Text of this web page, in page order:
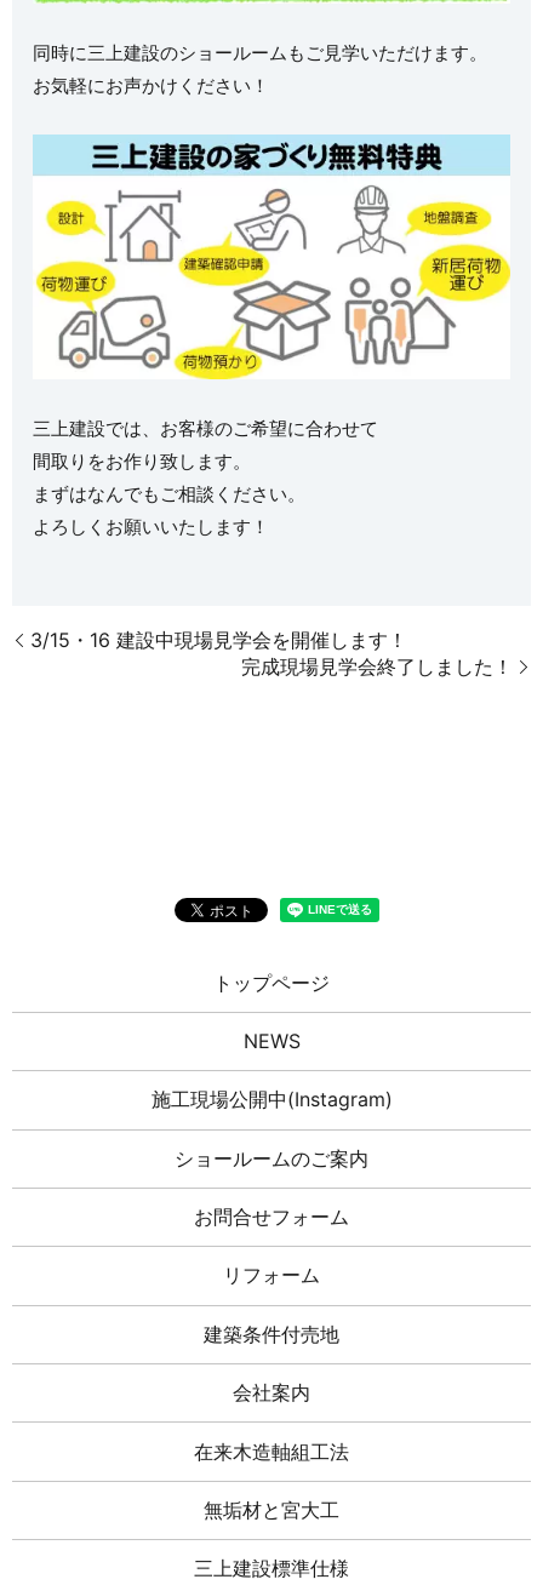
同時に三上建設のショールームもご見学いただけます。
お気軽にお声かけください！
三上建設では、お客様のご希望に合わせて
間取りをお作り致します。
まずはなんでもご相談ください。
よろしくお願いいたします！
3/15・16 建設中現場見学会を開催します！
完成現場見学会終了しました！
トップページ
NEWS
施工現場公開中(Instagram)
ショールームのご案内
お問合せフォーム
リフォーム
建築条件付売地
会社案内
在来木造軸組工法
無垢材と宮大工
三上建設標準仕様